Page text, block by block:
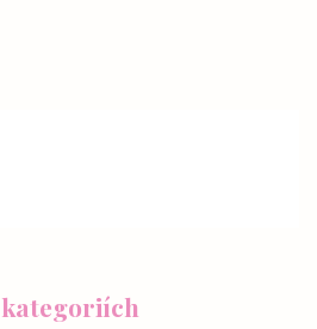
kategoriích